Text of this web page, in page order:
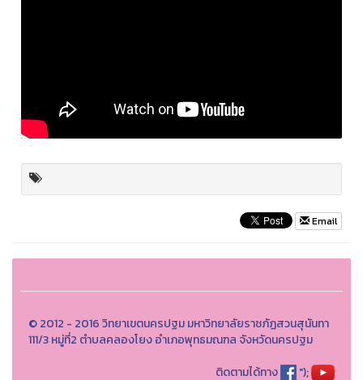
Email
© 2012 - 2016 วิทยาเขตนครปฐม มหาวิทยาลัยราชภัฏสวนสุนันทา
111/3 หมู่ที่2 ตำบลคลองโยง อำเภอพุทธมณฑล จังหวัดนครปฐม
ติดตามได้ทาง
");